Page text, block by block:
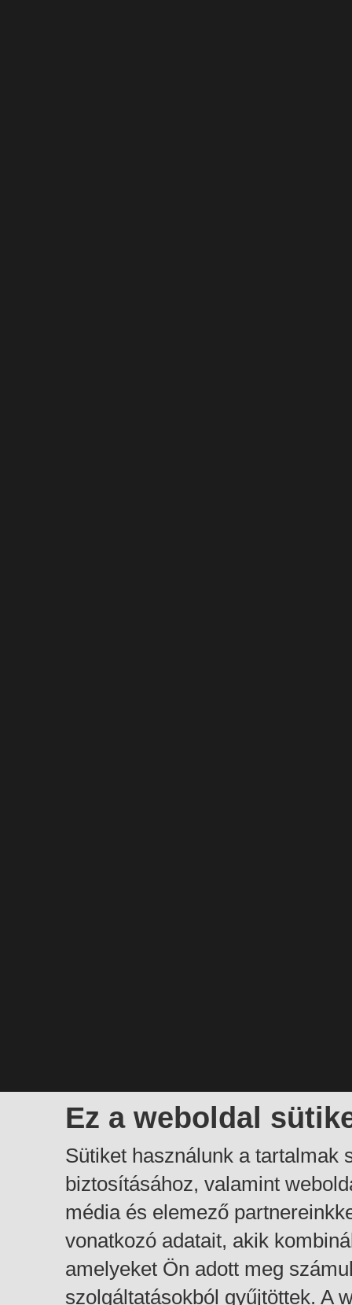
Ez a weboldal
Sütiket használunk a tartalmak
biztosításához, valamint
média és elemező
vonatkozó adatait, akik
amelyeket Ön adott meg
szolgáltatásokból gyűjtöttek. A